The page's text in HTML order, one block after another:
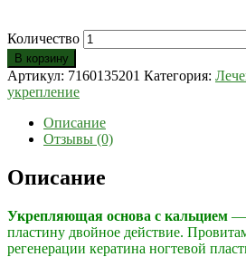
Количество
В корзину
Артикул: 7160135201 Категория:
укрепление
Описание
Отзывы (0)
Описание
Укрепляющая основа с кальцием —
пластину двойное действие.
регенерации кератина ногтевой